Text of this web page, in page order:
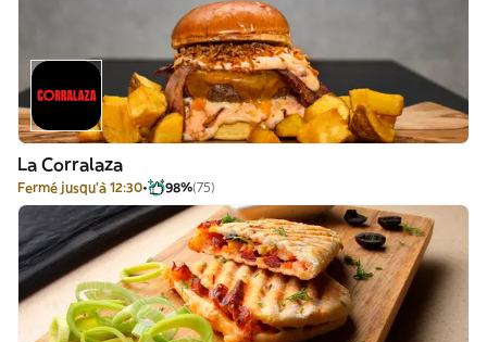
La Corralaza
Fermé jusqu'à 12:30 98%(75)